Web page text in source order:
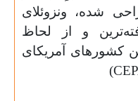
شده، ونزوئلای
و از لحاظ
کشورهای آمریکای
)